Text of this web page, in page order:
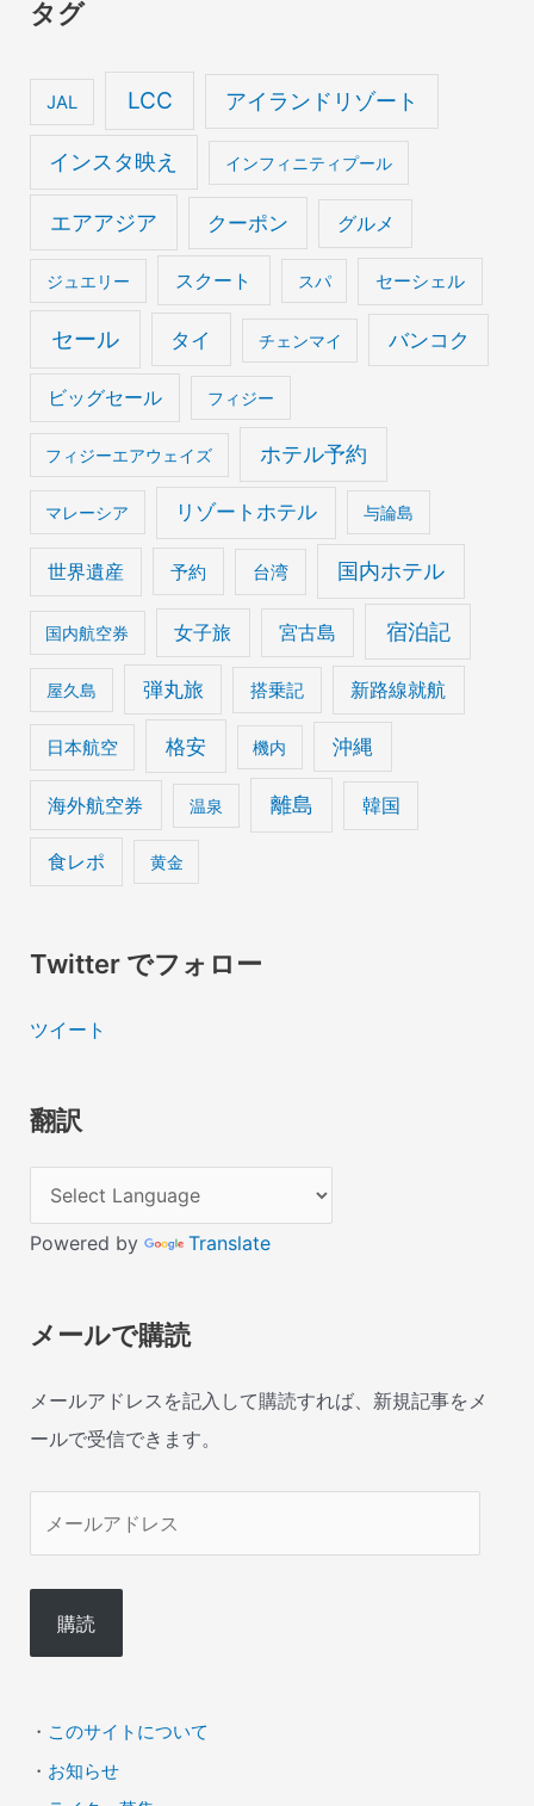
イ
タグ
JAL LCC アイランドリゾート
インスタ映え インフィニティプール
エアアジア クーポン グルメ
ジュエリー スクート スパ セーシェル
セール タイ チェンマイ バンコク
ビッグセール フィジー
フィジーエアウェイズ ホテル予約
マレーシア リゾートホテル 与論島
世界遺産 予約 台湾 国内ホテル
国内航空券 女子旅 宮古島 宿泊記
屋久島 弾丸旅 搭乗記 新路線就航
日本航空 格安 機内 沖縄
海外航空券 温泉 離島 韓国
食レポ 黄金
Twitter でフォロー
ツイート
翻訳
Powered by Translate
メールで購読
メールアドレスを記入して購読すれば、新規記事をメ
ールで受信できます。
ル
ド
ス
購読
・ このサイトについて
・ お知らせ